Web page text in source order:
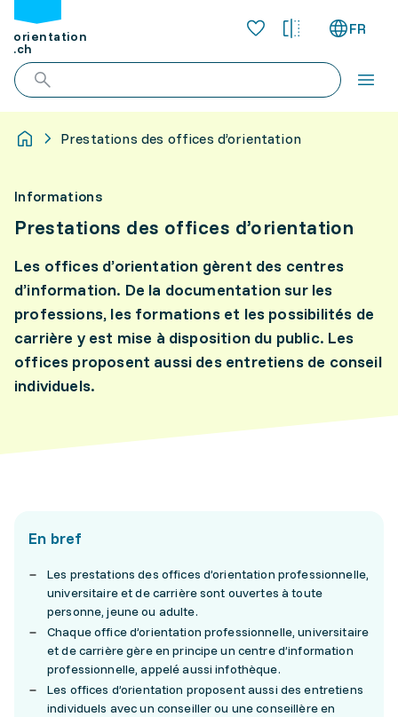
orientation
.ch
FR
Prestations des offices d’orientation
Informations
Prestations des offices d’orientation
Les offices d’orientation gèrent des centres
d’information. De la documentation sur les
professions, les formations et les possibilités de
carrière y est mise à disposition du public. Les
offices proposent aussi des entretiens de conseil
individuels.
En bref
Les prestations des offices d’orientation professionnelle,
universitaire et de carrière sont ouvertes à toute
personne, jeune ou adulte.
Chaque office d’orientation professionnelle, universitaire
et de carrière gère en principe un centre d’information
professionnelle, appelé aussi infothèque.
Les offices d’orientation proposent aussi des entretiens
individuels avec un conseiller ou une conseillère en